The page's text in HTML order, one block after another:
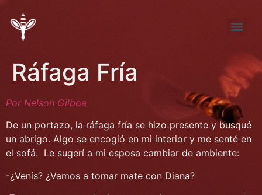
Ráfaga Fría
Por Nelson Gilboa
De un portazo, la ráfaga fría se hizo presente y busqué
un abrigo. Algo se encogió en mi interior y me senté en
el sofá. Le sugerí a mi esposa cambiar de ambiente:
-¿Venís? ¿Vamos a tomar mate con Diana?